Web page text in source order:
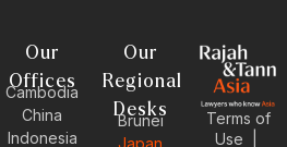
Our
Offices
Cambodia
China
Indonesia
Our
Regional
Desks
Brunei
Japan
Terms of
Use